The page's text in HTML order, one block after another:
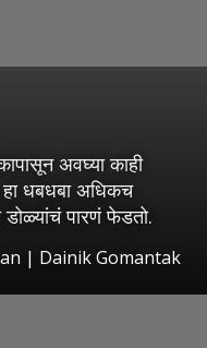
अवघ्या काही
हा धबधबा अधिकच
पारणं फेडतो.
| Dainik Gomantak